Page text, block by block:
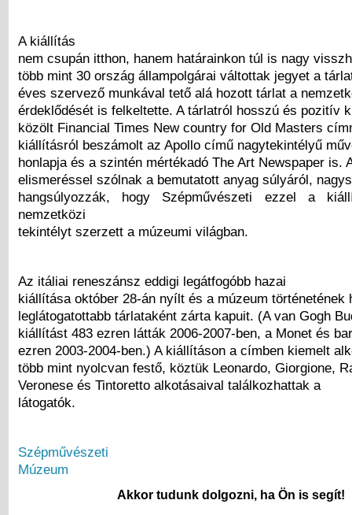
A kiállítás
nem csupán itthon, hanem határainkon túl is nagy
több mint 30 ország állampolgárai váltottak jegyet a
éves szervező munkával tető alá hozott tárlat a
érdeklődését is felkeltette. A tárlatról hosszú és pozitív
közölt Financial Times New country for Old Masters
kiállításról beszámolt az Apollo című nagytekintélyű
honlapja és a szintén mértékadó The Art Newspaper is.
elismeréssel szólnak a bemutatott anyag súlyáról,
hangsúlyozzák, hogy Szépművészeti ezzel a
nemzetközi
tekintélyt szerzett a múzeumi világban.
Az itáliai reneszánsz eddigi legátfogóbb hazai
kiállítása október 28-án nyílt és a múzeum történetének
leglátogatottabb tárlataként zárta kapuit. (A van Gogh
kiállítást 483 ezren látták 2006-2007-ben, a Monet és
ezren 2003-2004-ben.) A kiállításon a címben kiemelt
több mint nyolcvan festő, köztük Leonardo, Giorgione,
Veronese és Tintoretto alkotásaival találkozhattak a
látogatók.
Szépművészeti
Múzeum
Akkor tudunk dolgozni, ha Ön is segít!